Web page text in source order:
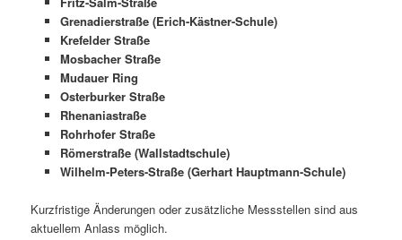
Grenadierstraße (Erich-Kästner-Schule)
Krefelder Straße
Mosbacher Straße
Mudauer Ring
Osterburker Straße
Rhenaniastraße
Rohrhofer Straße
Römerstraße (Wallstadtschule)
Wilhelm-Peters-Straße (Gerhart Hauptmann-Schule)
Kurzfristige Änderungen oder zusätzliche Messstellen sind aus
aktuellem Anlass möglich.